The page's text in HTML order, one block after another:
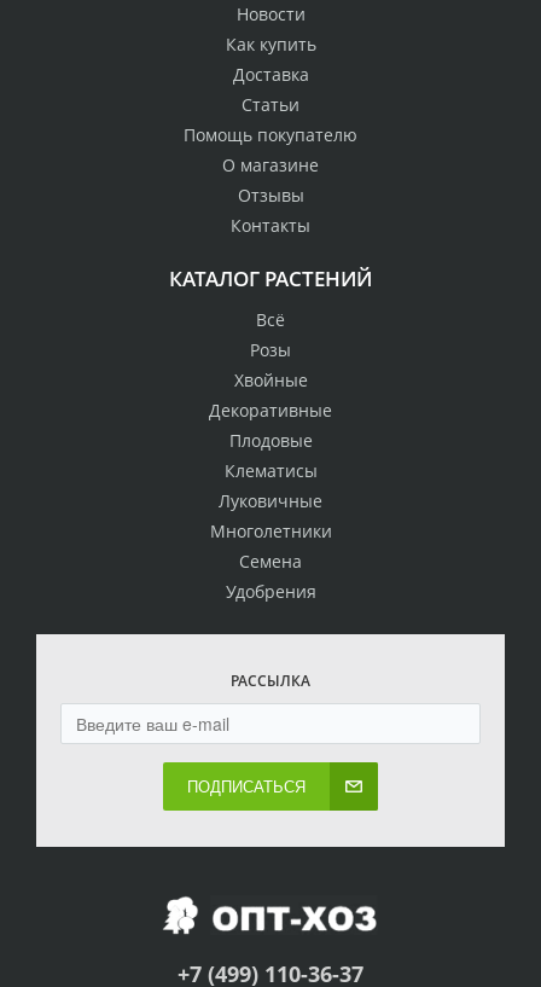
Новости
Как купить
Доставка
Статьи
Помощь покупателю
О магазине
Отзывы
Контакты
КАТАЛОГ РАСТЕНИЙ
Всё
Розы
Хвойные
Декоративные
Плодовые
Клематисы
Луковичные
Многолетники
Семена
Удобрения
РАССЫЛКА
ПОДПИСАТЬСЯ
+7 (499) 110-36-37